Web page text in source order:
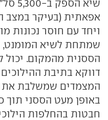
שיא
אפאתית (בעיקר במצב
ויחד עם חוסר נכונות
שמתחת לשיא המומנט,
הססנית מהמקום. יכול
דווקא בתיבת
המצמדים שמשלבת את
באופן מעט הססני תוך
חבטות בהחלפות